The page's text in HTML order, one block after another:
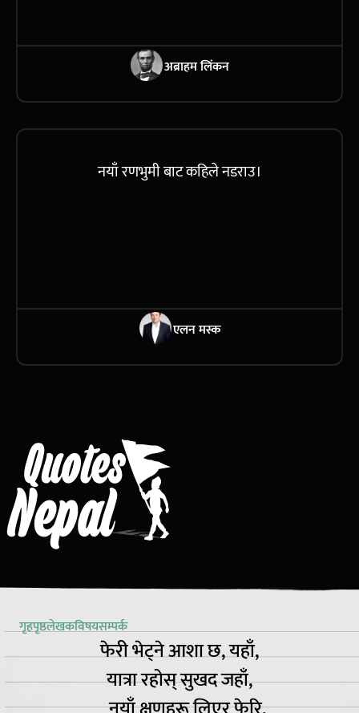
अब्राहम लिंकन
नयाँ रणभुमी बाट कहिले नडराउ।
एलन मस्क
गृहपृष्ठलेखकविषयसम्पर्क
फेरी भेट्ने आशा छ, यहाँ,
यात्रा रहोस् सुखद जहाँ,